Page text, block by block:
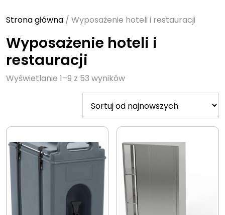
Strona główna / Wyposażenie hoteli i restauracji
Wyposażenie hoteli i
restauracji
Wyświetlanie 1–9 z 53 wynikówSorted
by
latest